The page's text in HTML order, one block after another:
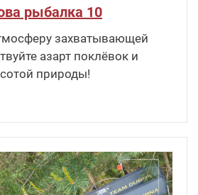
рыбалка 10
захватывающей
азарт поклёвок и
природы!